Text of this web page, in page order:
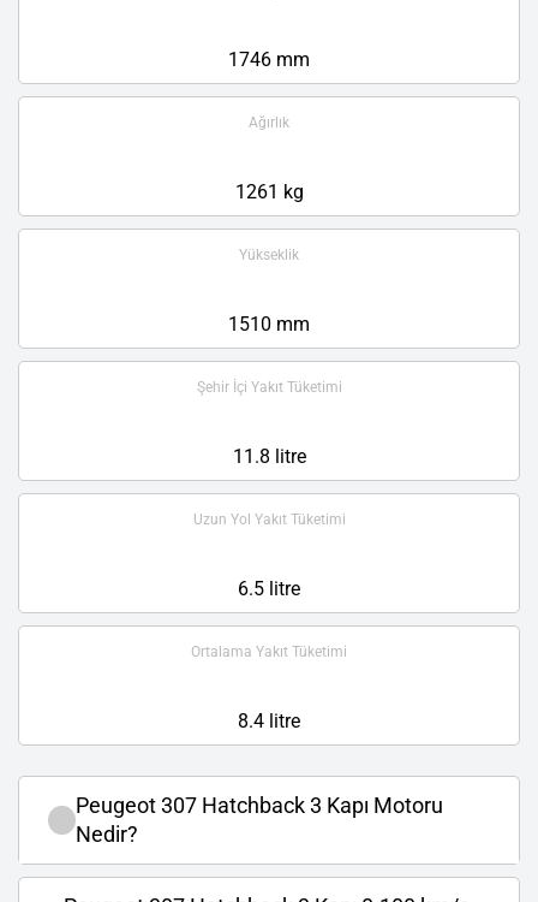
1746 mm
Ağırlık
1261 kg
Yükseklik
1510 mm
Şehir İçi Yakıt Tüketimi
11.8 litre
Uzun Yol Yakıt Tüketimi
6.5 litre
Ortalama Yakıt Tüketimi
8.4 litre
Peugeot 307 Hatchback 3 Kapı Motoru
Nedir?